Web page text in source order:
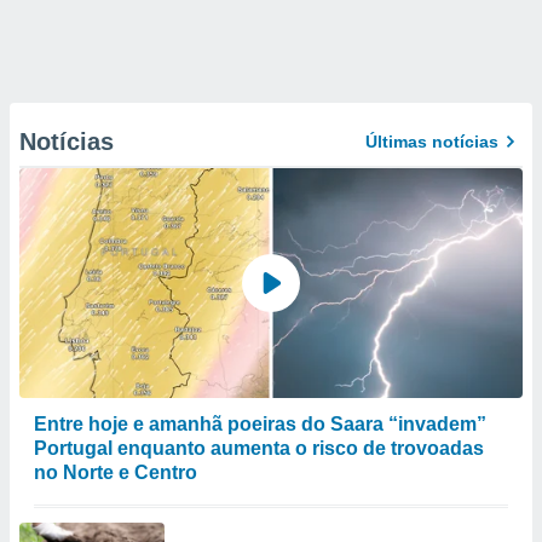
Notícias Últimas notícias
Entre hoje e amanhã poeiras do Saara “invadem”
Portugal enquanto aumenta o risco de trovoadas
no Norte e Centro